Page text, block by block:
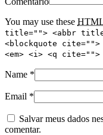
You may use these
title=""> <abbr
<blockquote cite="">
<em> <i> <q
Name *
Email *
Salvar meus dados
comentar.